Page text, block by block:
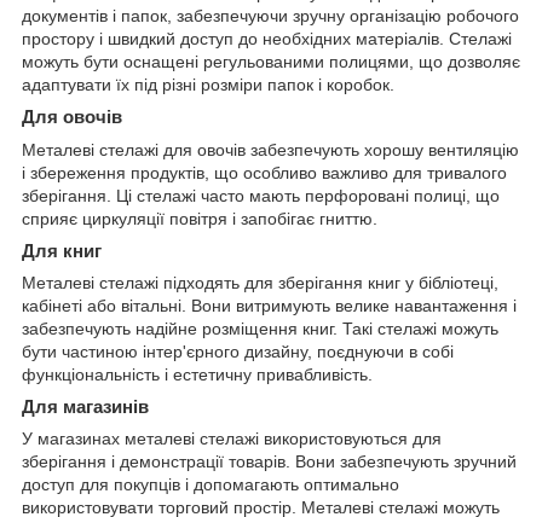
документів і папок, забезпечуючи зручну організацію робочого
простору і швидкий доступ до необхідних матеріалів. Стелажі
можуть бути оснащені регульованими полицями, що дозволяє
адаптувати їх під різні розміри папок і коробок.
Для овочів
Металеві стелажі для овочів забезпечують хорошу вентиляцію
і збереження продуктів, що особливо важливо для тривалого
зберігання. Ці стелажі часто мають перфоровані полиці, що
сприяє циркуляції повітря і запобігає гниттю.
Для книг
Металеві стелажі підходять для зберігання книг у бібліотеці,
кабінеті або вітальні. Вони витримують велике навантаження і
забезпечують надійне розміщення книг. Такі стелажі можуть
бути частиною інтер'єрного дизайну, поєднуючи в собі
функціональність і естетичну привабливість.
Для магазинів
У магазинах металеві стелажі використовуються для
зберігання і демонстрації товарів. Вони забезпечують зручний
доступ для покупців і допомагають оптимально
використовувати торговий простір. Металеві стелажі можуть